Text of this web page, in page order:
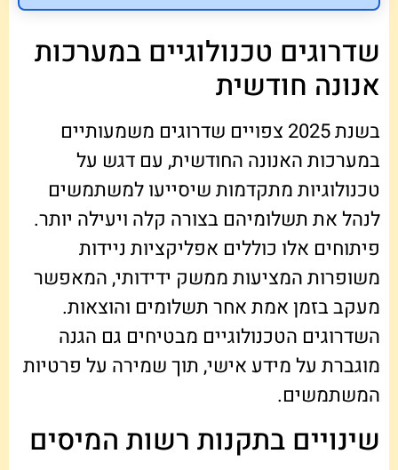
שדרוגים טכנולוגיים במערכות
אנונה חודשית
בשנת 2025 צפויים שדרוגים משמעותיים
במערכות האנונה החודשית, עם דגש על
טכנולוגיות מתקדמות שיסייעו למשתמשים
לנהל את תשלומיהם בצורה קלה ויעילה יותר.
פיתוחים אלו כוללים אפליקציות ניידות
משופרות המציעות ממשק ידידותי, המאפשר
מעקב בזמן אמת אחר תשלומים והוצאות.
השדרוגים הטכנולוגיים מבטיחים גם הגנה
מוגברת על מידע אישי, תוך שמירה על פרטיות
המשתמשים.
שינויים בתקנות רשות המיסים